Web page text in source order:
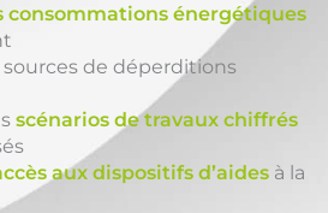
consommations énergétiques
sources de déperditions
scénarios de travaux chiffrés
aux dispositifs d’aides à la